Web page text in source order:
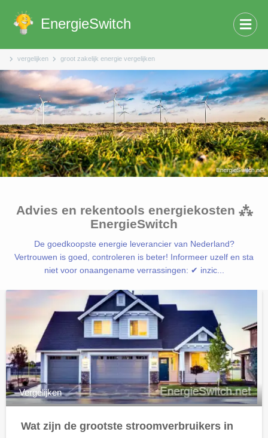
vergelijken groot zakelijk energie vergelijken
EnergieSwitch
Advies en rekentools energiekosten ⁂
EnergieSwitch
De goedkoopste energie leverancier van Nederland?
Vertrouwen is goed, controleren is beter! Informeer uzelf en sta
niet voor onaangename verrassingen: ✔ inzic...
Vergelijken
Wat zijn de grootste stroomverbruikers in